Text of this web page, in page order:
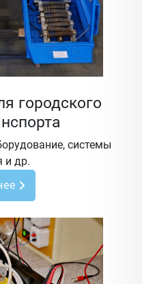
городского
системы
и др.